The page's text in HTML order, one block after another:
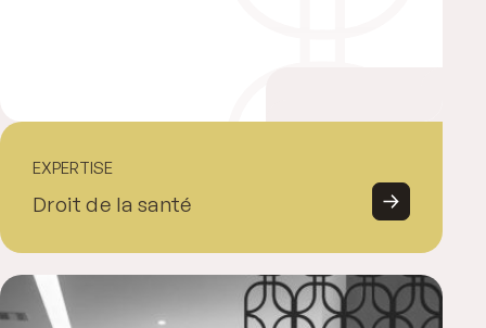
EXPERTISE
Droit de la santé